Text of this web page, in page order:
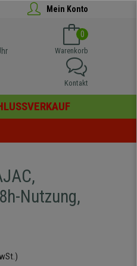
Mein Konto
0
Warenkorb
Kontakt
Nutzung,